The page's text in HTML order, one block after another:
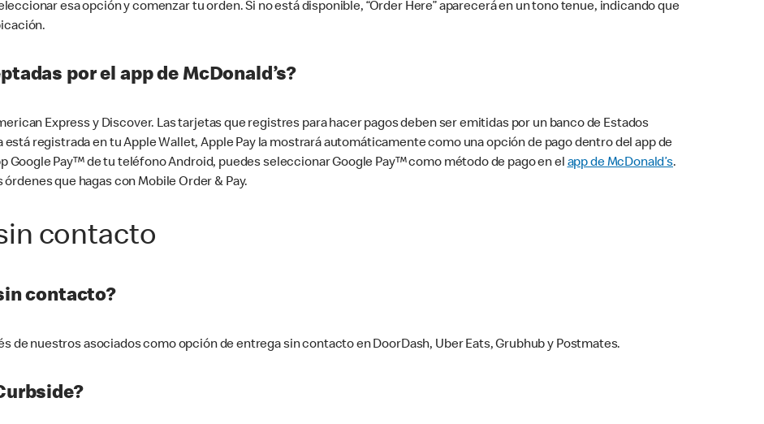
esa opción y comenzar tu orden. Si no está disponible, “Order Here” aparecerá en un tono tenue, indicando que
por el app de McDonald’s?
Express y Discover. Las tarjetas que registres para hacer pagos deben ser emitidas por un banco de Estados
registrada en tu Apple Wallet, Apple Pay la mostrará automáticamente como una opción de pago dentro del app de
Google Pay™ de tu teléfono Android, puedes seleccionar Google Pay™ como método de pago en elapp de McDonald’s.
órdenes que hagas con Mobile Order & Pay.
contacto
contacto?
de nuestros asociados como opción de entrega sin contacto en DoorDash, Uber Eats, Grubhub y Postmates.